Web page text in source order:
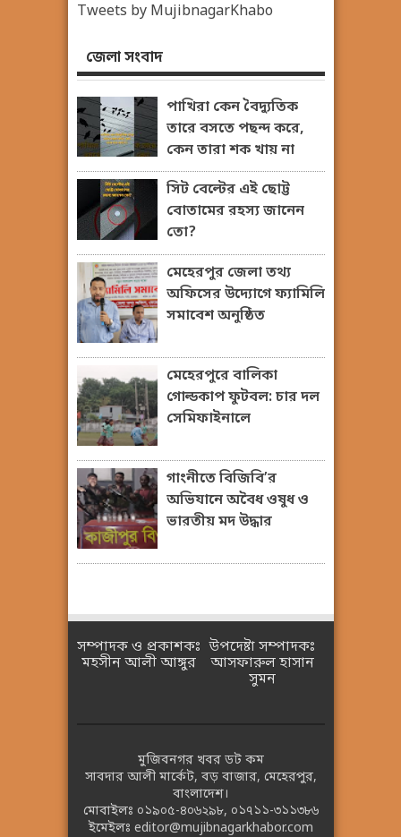
Tweets by MujibnagarKhabo
জেলা সংবাদ
পাখিরা কেন বৈদ্যুতিক
তারে বসতে পছন্দ করে,
কেন তারা শক খায় না
সিট বেল্টের এই ছোট্ট
বোতামের রহস্য জানেন
তো?
মেহেরপুর জেলা তথ্য
অফিসের উদ্যোগে ফ্যামিলি
সমাবেশ অনুষ্ঠিত
মেহেরপুরে বালিকা
গোল্ডকাপ ফুটবল: চার দল
সেমিফাইনালে
গাংনীতে বিজিবি’র
অভিযানে অবৈধ ওষুধ ও
ভারতীয় মদ উদ্ধার
সম্পাদক ও প্রকাশকঃ
মহসীন আলী আঙ্গুর
উপদেষ্টা সম্পাদকঃ
আসফারুল হাসান
সুমন
মুজিবনগর খবর ডট কম
সাবদার আলী মার্কেট, বড় বাজার, মেহেরপুর,
বাংলাদেশ।
মোবাইলঃ ০১৯০৫-৪০৬২৯৮, ০১৭১১-৩১১৩৮৬
ইমেইলঃ editor@mujibnagarkhabor.com